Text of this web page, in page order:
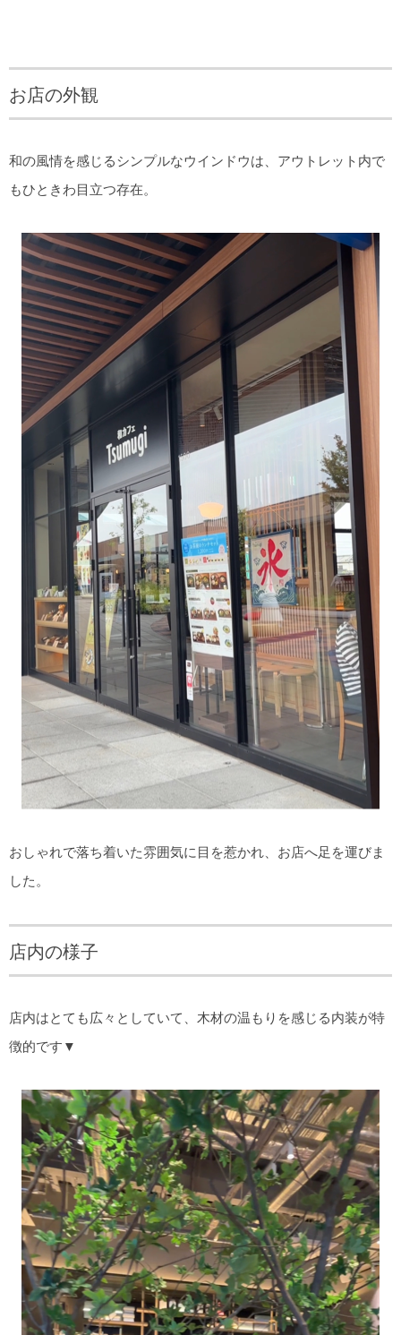
お店の外観
和の風情を感じるシンプルなウインドウは、アウトレット内で
もひときわ目立つ存在。
おしゃれで落ち着いた雰囲気に目を惹かれ、お店へ足を運びま
した。
店内の様子
店内はとても広々としていて、木材の温もりを感じる内装が特
徴的です▼